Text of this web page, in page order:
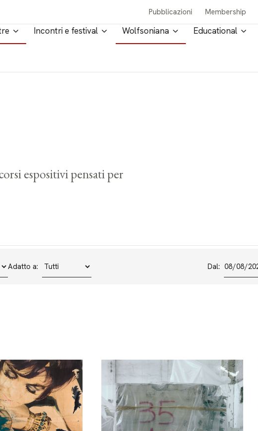
Pubblicazioni Membership
Incontri e festival Wolfsoniana Educational
espositivi pensati per
Adatto a: Dal: